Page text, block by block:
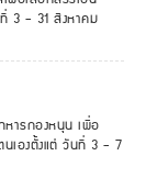
3 - 31 สิงหาคม
ารกองหนุน เพื่อ
เองตั้งแต่ วันที่ 3 - 7